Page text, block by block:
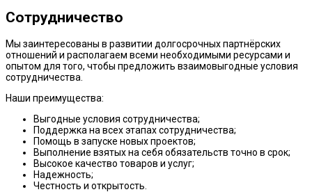
Сотрудничество
Мы заинтересованы в развитии долгосрочных партнёрских
отношений и располагаем всеми необходимыми ресурсами и
опытом для того, чтобы предложить взаимовыгодные условия
сотрудничества.
Наши преимущества:
Выгодные условия сотрудничества;
Поддержка на всех этапах сотрудничества;
Помощь в запуске новых проектов;
Выполнение взятых на себя обязательств точно в срок;
Высокое качество товаров и услуг;
Надежность;
Честность и открытость.